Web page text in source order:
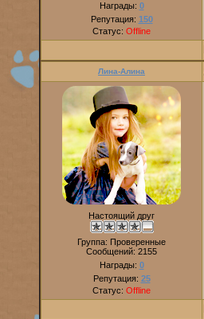
Награды: 0
Репутация: 150
Статус: Offline
Лина-Алина
Настоящий друг
Группа: Проверенные
Сообщений: 2155
Награды: 0
Репутация: 25
Статус: Offline